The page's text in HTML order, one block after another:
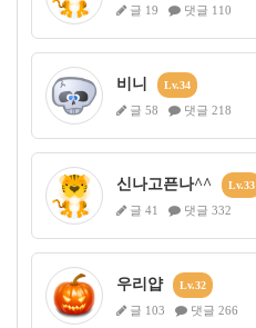
글 19 댓글 110
비니 Lv.34
글 58 댓글 218
신나고픈나^^ Lv.33
글 41 댓글 332
우리얍 Lv.32
글 103 댓글 266